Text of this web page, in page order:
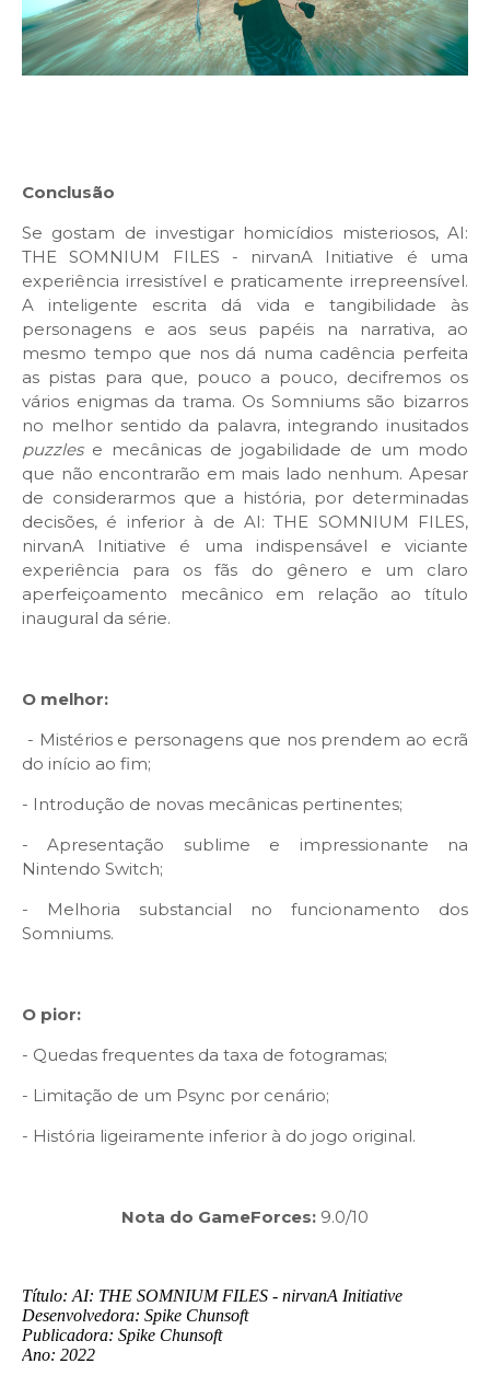
Conclusão
Se gostam de investigar homicídios misteriosos, AI:
THE SOMNIUM FILES - nirvanA Initiative é uma
experiência irresistível e praticamente irrepreensível.
A inteligente escrita dá vida e tangibilidade às
personagens e aos seus papéis na narrativa, ao
mesmo tempo que nos dá numa cadência perfeita
as pistas para que, pouco a pouco, decifremos os
vários enigmas da trama. Os Somniums são bizarros
no melhor sentido da palavra, integrando inusitados
puzzles e mecânicas de jogabilidade de um modo
que não encontrarão em mais lado nenhum. Apesar
de considerarmos que a história, por determinadas
decisões, é inferior à de AI: THE SOMNIUM FILES,
nirvanA Initiative é uma indispensável e viciante
experiência para os fãs do gênero e um claro
aperfeiçoamento mecânico em relação ao título
inaugural da série.
O melhor:
- Mistérios e personagens que nos prendem ao ecrã
do início ao fim;
- Introdução de novas mecânicas pertinentes;
- Apresentação sublime e impressionante na
Nintendo Switch;
- Melhoria substancial no funcionamento dos
Somniums.
O pior:
- Quedas frequentes da taxa de fotogramas;
- Limitação de um Psync por cenário;
- História ligeiramente inferior à do jogo original.
Nota do GameForces: 9.0/10
Título: AI: THE SOMNIUM FILES - nirvanA Initiative
Desenvolvedora: Spike Chunsoft
Publicadora: Spike Chunsoft
Ano: 2022